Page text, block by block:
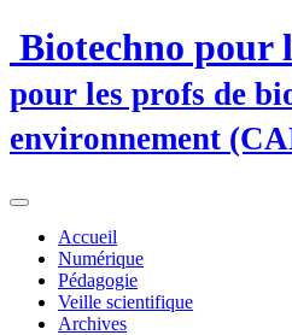
Biotechno pour
pour les profs de
environnement
Accueil
Numérique
Pédagogie
Veille scientifique
Archives